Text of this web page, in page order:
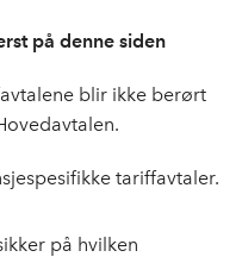
på denne siden
blir ikke berørt
tariffavtaler.
på hvilken